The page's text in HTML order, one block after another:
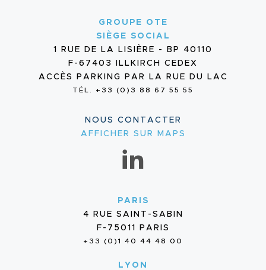
GROUPE OTE
SIÈGE SOCIAL
1 RUE DE LA LISIÈRE - BP 40110
F-67403 ILLKIRCH CEDEX
ACCÈS PARKING PAR LA RUE DU LAC
TÉL. +33 (0)3 88 67 55 55
NOUS CONTACTER
AFFICHER SUR MAPS
PARIS
4 RUE SAINT-SABIN
F-75011 PARIS
+33 (0)1 40 44 48 00
LYON